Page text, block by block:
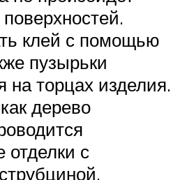
клей с помощью
пузырьки
на торцах изделия.
дерево
с